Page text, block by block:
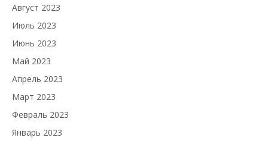
Август 2023
Июль 2023
Июнь 2023
Май 2023
Апрель 2023
Март 2023
Февраль 2023
Январь 2023